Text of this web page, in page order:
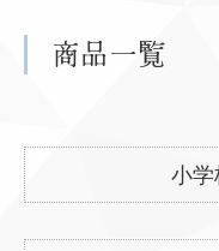
商品一覧
小学